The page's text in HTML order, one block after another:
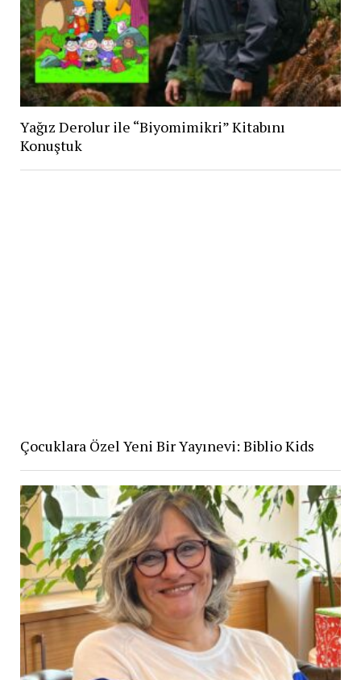
Yağız Derolur ile “Biyomimikri” Kitabını
Konuştuk
Çocuklara Özel Yeni Bir Yayınevi: Biblio Kids